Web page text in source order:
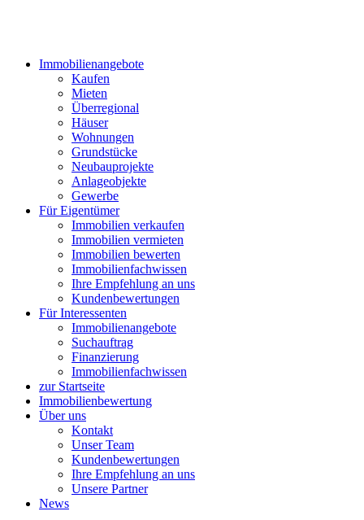
Immobilienangebote
Kaufen
Mieten
Überregional
Häuser
Wohnungen
Grundstücke
Neubauprojekte
Anlageobjekte
Gewerbe
Für Eigentümer
Immobilien verkaufen
Immobilien vermieten
Immobilien bewerten
Immobilienfachwissen
Ihre Empfehlung an uns
Kundenbewertungen
Für Interessenten
Immobilienangebote
Suchauftrag
Finanzierung
Immobilienfachwissen
zur Startseite
Immobilienbewertung
Über uns
Kontakt
Unser Team
Kundenbewertungen
Ihre Empfehlung an uns
Unsere Partner
News